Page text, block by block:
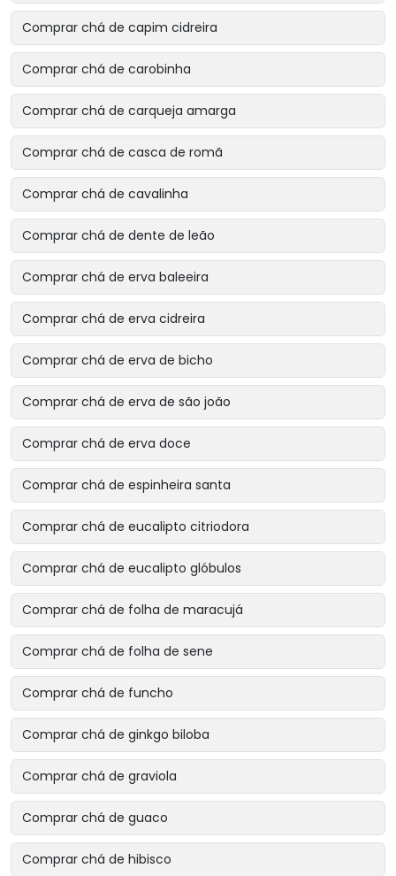
Comprar chá de capim cidreira
Comprar chá de carobinha
Comprar chá de carqueja amarga
Comprar chá de casca de romã
Comprar chá de cavalinha
Comprar chá de dente de leão
Comprar chá de erva baleeira
Comprar chá de erva cidreira
Comprar chá de erva de bicho
Comprar chá de erva de são joão
Comprar chá de erva doce
Comprar chá de espinheira santa
Comprar chá de eucalipto citriodora
Comprar chá de eucalipto glóbulos
Comprar chá de folha de maracujá
Comprar chá de folha de sene
Comprar chá de funcho
Comprar chá de ginkgo biloba
Comprar chá de graviola
Comprar chá de guaco
Comprar chá de hibisco